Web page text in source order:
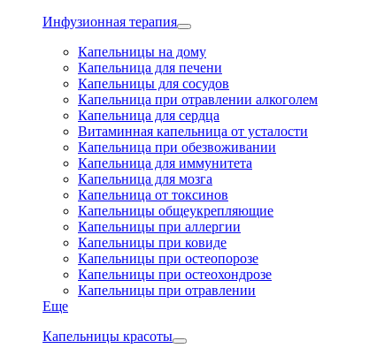
Инфузионная терапия
Капельницы на дому
Капельница для печени
Капельницы для сосудов
Капельница при отравлении алкоголем
Капельница для сердца
Витаминная капельница от усталости
Капельница при обезвоживании
Капельница для иммунитета
Капельница для мозга
Капельница от токсинов
Капельницы общеукрепляющие
Капельницы при аллергии
Капельницы при ковиде
Капельницы при остеопорозе
Капельницы при остеохондрозе
Капельницы при отравлении
Еще
Капельницы красоты